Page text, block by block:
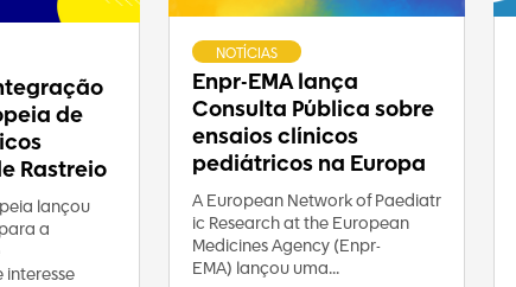
de
Rastreio
lançou
a
interesse
Enpr-EMA lança
Consulta Pública sobre
ensaios clínicos
pediátricos na Europa
NOTÍCIAS
A European Network of Paediatr
ic Research at the European
Medicines Agency (Enpr-
EMA) lançou uma...